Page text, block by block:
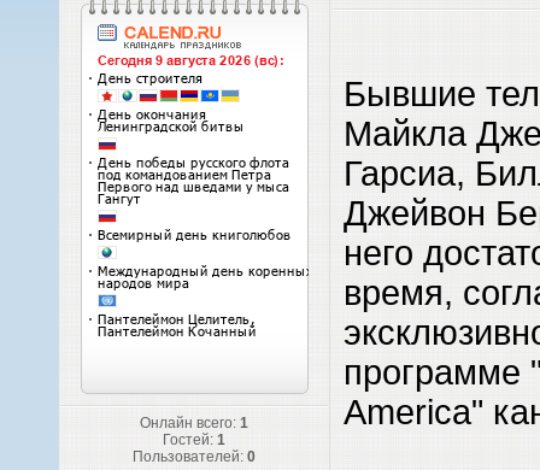
Онлайн всего: 1
Гостей: 1
Пользователей: 0
Бывшие
Майкла
Гарсиа,
Джейвон
него
время,
программе
America"